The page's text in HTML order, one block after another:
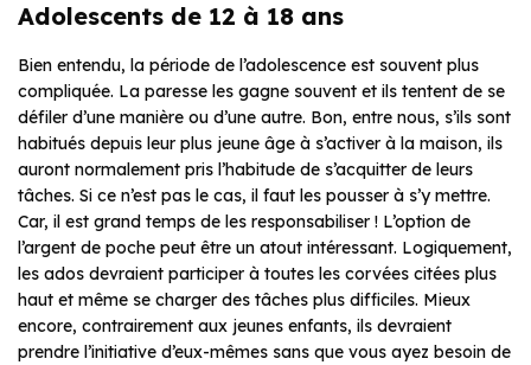
Adolescents de 12 à 18 ans
Bien entendu, la période de l’adolescence est souvent plus
compliquée. La paresse les gagne souvent et ils tentent de se
défiler d’une manière ou d’une autre. Bon, entre nous, s’ils sont
habitués depuis leur plus jeune âge à s’activer à la maison, ils
auront normalement pris l’habitude de s’acquitter de leurs
tâches. Si ce n’est pas le cas, il faut les pousser à s’y mettre.
Car, il est grand temps de les responsabiliser ! L’option de
l’argent de poche peut être un atout intéressant. Logiquement,
les ados devraient participer à toutes les corvées citées plus
haut et même se charger des tâches plus difficiles. Mieux
encore, contrairement aux jeunes enfants, ils devraient
prendre l’initiative d’eux-mêmes sans que vous ayez besoin de